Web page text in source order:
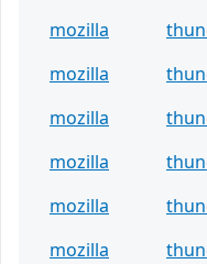
mozilla
mozilla
mozilla
mozilla
mozilla
mozilla